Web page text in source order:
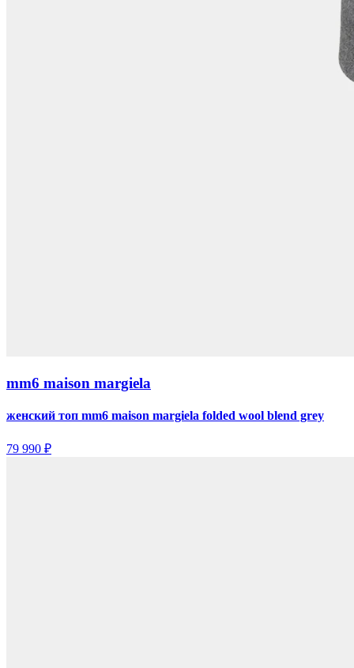
mm6 maison margiela
женский топ mm6 maison margiela folded wool blend grey
79 990 ₽